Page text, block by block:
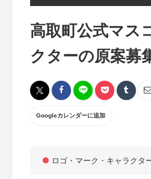
高取町公式マス
クターの原案募
Googleカレンダーに追加
ロゴ・マーク・キャラクタ